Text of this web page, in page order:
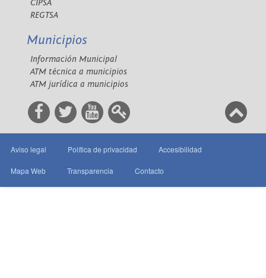
CIPSA
REGTSA
Municipios
Información Municipal
ATM técnica a municipios
ATM jurídica a municipios
Aviso legal Política de privacidad Accesibilidad
Mapa Web Transparencia Contacto